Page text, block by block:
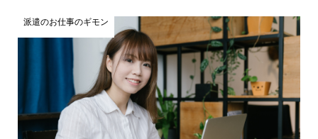
派遣のお仕事のギモン